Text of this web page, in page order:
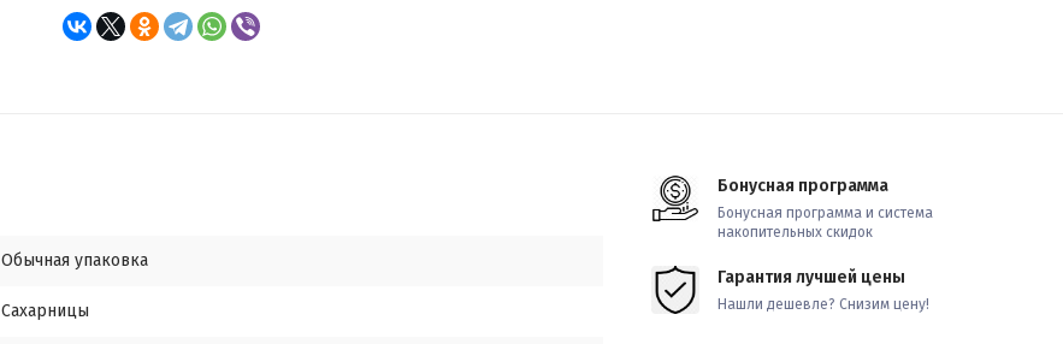
Бонусная программа
Бонусная программа и система
накопительных скидок
Гарантия лучшей цены
Нашли дешевле? Снизим цену!
Обычная упаковка
Сахарницы